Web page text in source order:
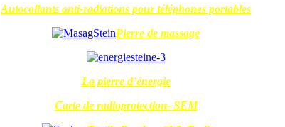
Autocollants anti-radiations pour téléphones portables
Pierre de massage
La pierre d’énergie
Carte de radioprotection- SEM